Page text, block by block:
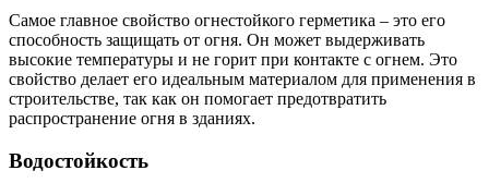
Самое главное свойство огнестойкого герметика – это его
способность защищать от огня. Он может выдерживать
высокие температуры и не горит при контакте с огнем. Это
свойство делает его идеальным материалом для применения в
строительстве, так как он помогает предотвратить
распространение огня в зданиях.
Водостойкость